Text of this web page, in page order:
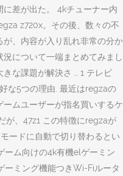
差が出た。 4kチューナー内
z720x。その後、数々の不
、内容が入り乱れ非常の分か
について一端まとめてみまし
な課題が解決さ … 1 テレビ
な5つの理由. 最近はregzaの
ムユーザーが指名買いするケ
が、47z1 この特徴にregzaが
ードに自動で切り替わるとい
ーム向けの4k有機elゲーミン
ーミング機能つきWi-Fiルータ